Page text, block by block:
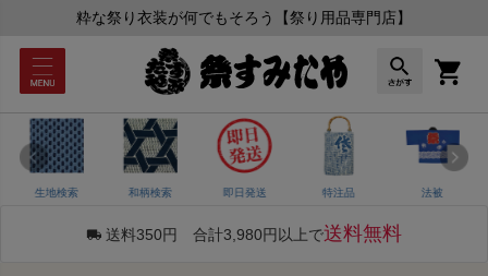
粋な祭り衣装が何でもそろう【祭り用品専門店】
生地検索 和柄検索 即日発送 特注品 法被
送料350円 合計3,980円以上で送料無料